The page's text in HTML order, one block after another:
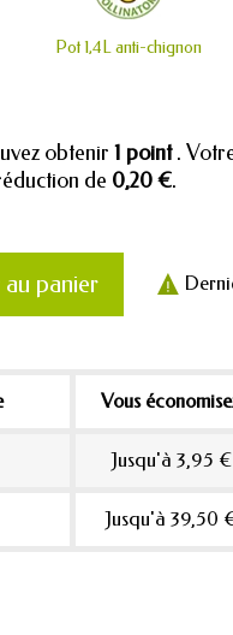
Pot 1,4L anti-chignon
obtenir 1 point .
de 0,20 €.
panier 
Vous
Jusqu'à 3,95 €
Jusqu'à 39,50